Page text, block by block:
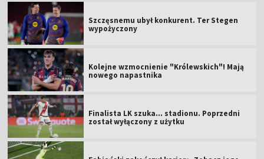
Szczęsnemu ubył konkurent. Ter Stegen
wypożyczony
Kolejne wzmocnienie "Królewskich"! Mają
nowego napastnika
Finalista LK szuka... stadionu. Poprzedni
został wyłączony z użytku